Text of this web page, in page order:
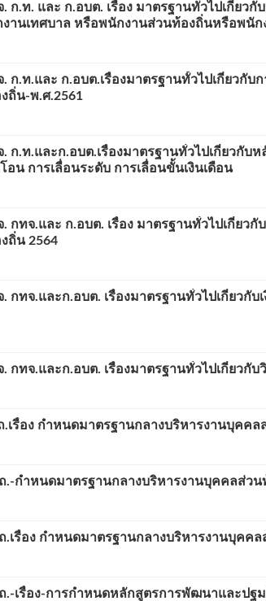
ก.ท. และ ก.อบต. เรื่อง มาตรฐานทั่วไปเกี่ยว
านเทศบาล หรือพนักงานส่วนท้องถิ่นหรือพนัก
ก.ท.และ ก.อบต.เรื่องมาตรฐานทั้่วไปเกี่ยวกั
ถิ่น-พ.ศ.2561
ก.ท.และก.อบต.เรื่องมาตรฐานทั่วไปเกี่ยวกับ
อน การเลื่อนระดับ การเลื่อนขั้นเงินเดือน
กทจ.และ ก.อบต. เรื่อง มาตรฐานทั่วไปเกี่ยว
ถิ่น 2564
กทจ.และก.อบต. เรื่องมาตรฐานทั่วไปเกี่ยวกั
กทจ.และก.อบต. เรื่องมาตรฐานทั่วไปเกี่ยวกั
เรื่อง กำหนดมาตรฐานกลางบริหารงานบุคค
กำหนดมาตรฐานกลางบริหารงานบุคคลส่วน
รื่อง กำหนดมาตรฐานกลางบริหารงานบุคค
เรื่อง-การกำหนดหลักสูตรการพัฒนาและปฐ